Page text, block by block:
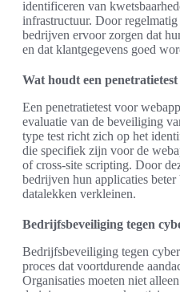
identificeren van
infrastructuur. Door
bedrijven ervoor zorgen dat
en dat klantgegevens goed
Wat houdt een
Een penetratietest voor
evaluatie van de beveiliging
type test richt zich op het
die specifiek zijn voor de
of cross-site scripting. Door
bedrijven hun applicaties
datalekken verkleinen.
Bedrijfsbeveiliging tegen
Bedrijfsbeveiliging tegen
proces dat voortdurende
Organisaties moeten niet